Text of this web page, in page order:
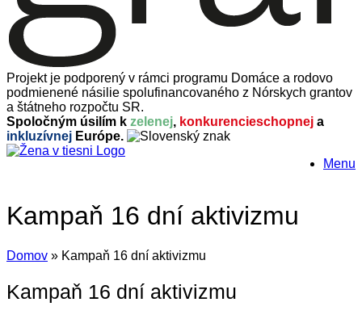
Projekt je podporený v rámci programu Domáce a rodovo
podmienené násilie spolufinancovaného z Nórskych grantov
a štátneho rozpočtu SR.
Spoločným úsilím k zelenej, konkurencieschopnej a
inkluzívnej Európe.
Menu
Kampaň 16 dní aktivizmu
Domov » Kampaň 16 dní aktivizmu
Kampaň 16 dní aktivizmu